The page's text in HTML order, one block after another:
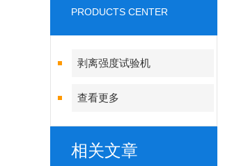
PRODUCTS CENTER
剥离强度试验机
查看更多
相关文章